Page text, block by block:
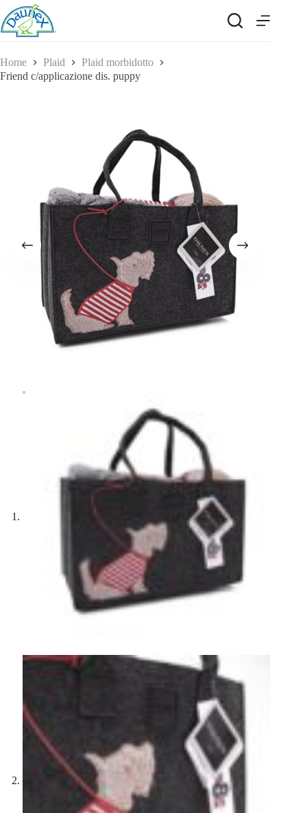
Salta
al
contenuto
Home Plaid
Plaid morbidotto
Friend c/applicazione dis. puppy